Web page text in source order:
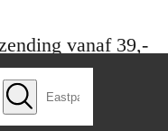
vanaf 39,-